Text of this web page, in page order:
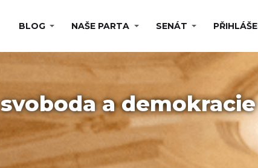
BLOG NAŠE PARTA SENÁT
a demokracie